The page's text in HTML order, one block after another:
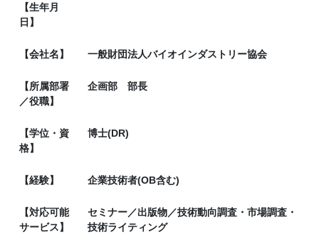
【生年月
日】
【会社名】 一般財団法人バイオインダストリー協会
【所属部署
／役職】
企画部 部長
【学位・資
格】
博士(DR)
【経験】 企業技術者(OB含む)
【対応可能
サービス】
セミナー／出版物／技術動向調査・市場調査・
技術ライティング